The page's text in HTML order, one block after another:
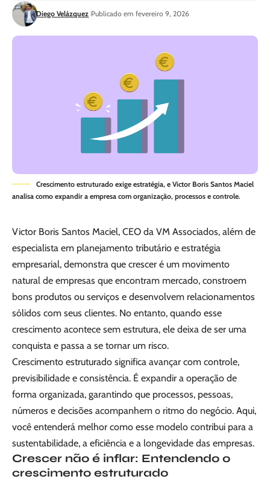
Diego Velázquez Publicado em fevereiro 9, 2026
Crescimento estruturado exige estratégia, e Victor Boris Santos Maciel
analisa como expandir a empresa com organização, processos e controle.
Victor Boris Santos Maciel, CEO da VM Associados, além de
especialista em planejamento tributário e estratégia
empresarial, demonstra que crescer é um movimento
natural de empresas que encontram mercado, constroem
bons produtos ou serviços e desenvolvem relacionamentos
sólidos com seus clientes. No entanto, quando esse
crescimento acontece sem estrutura, ele deixa de ser uma
conquista e passa a se tornar um risco.
Crescimento estruturado significa avançar com controle,
previsibilidade e consistência. É expandir a operação de
forma organizada, garantindo que processos, pessoas,
números e decisões acompanhem o ritmo do negócio. Aqui,
você entenderá melhor como esse modelo contribui para a
sustentabilidade, a eficiência e a longevidade das empresas.
Crescer não é inflar: Entendendo o
crescimento estruturado